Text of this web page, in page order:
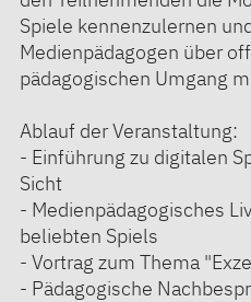
Spiele kennenzulernen
Medienpädagogen über
pädagogischen Umgang
Ablauf der Veranstaltung:
- Einführung zu digitalen
Sicht
- Medienpädagogisches
beliebten Spiels
- Vortrag zum Thema
- Pädagogische